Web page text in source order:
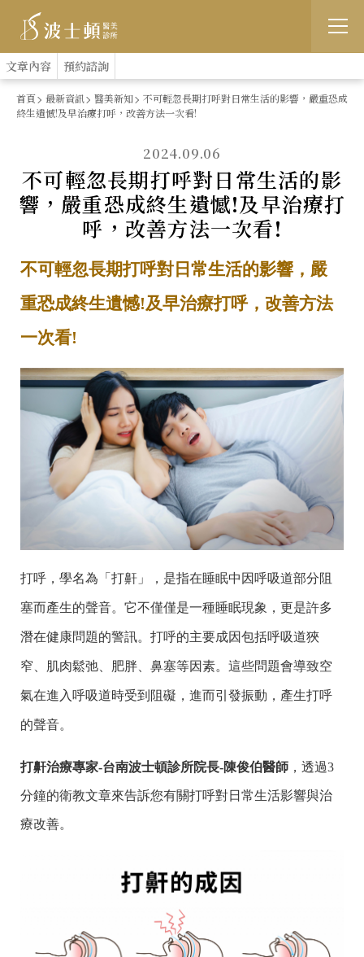
跳
:::
文章內容 預約諮詢
首頁 最新資訊 醫美新知
不可輕忽長期打呼對日常生活的影響，嚴重恐成
終生遺憾!及早治療打呼，改善方法一次看!
2024.09.06
不可輕忽長期打呼對日常生活的影
響，嚴重恐成終生遺憾!及早治療打
呼，改善方法一次看!
不可輕忽長期打呼對日常生活的影響， 嚴
重恐成終生遺憾!及早治療打呼，改善方法
一次看!
打呼，學名為「打鼾」，是指在睡眠中因呼吸道部分阻
塞而產生的聲音。它不僅僅是一種睡眠現象，更是許多
潛在健康問題的警訊。打呼的主要成因包括呼吸道狹
窄、肌肉鬆弛、肥胖、鼻塞等因素。這些問題會導致空
氣在進入呼吸道時受到阻礙， 進而引發振動， 產生打呼
的聲音。
打鼾治療專家-台南波士頓診所院長-陳俊伯醫師 ，透過3
分鐘的衛教文章來告訴您有關打呼對日常生活影響與治
療改善。